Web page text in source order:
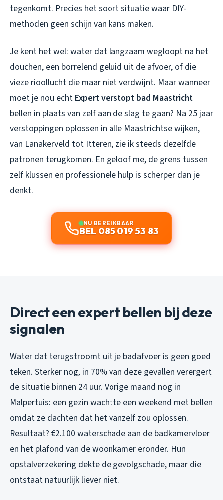
tegenkomt. Precies het soort situatie waar DIY-
methoden geen schijn van kans maken.
Je kent het wel: water dat langzaam wegloopt na het
douchen, een borrelend geluid uit de afvoer, of die
vieze rioollucht die maar niet verdwijnt. Maar wanneer
moet je nou echt Expert verstopt bad Maastricht
bellen in plaats van zelf aan de slag te gaan? Na 25 jaar
verstoppingen oplossen in alle Maastrichtse wijken,
van Lanakerveld tot Itteren, zie ik steeds dezelfde
patronen terugkomen. En geloof me, de grens tussen
zelf klussen en professionele hulp is scherper dan je
denkt.
NU BEREIKBAAR
BEL 085 019 53 83
Direct een expert bellen bij deze
signalen
Water dat terugstroomt uit je badafvoer is geen goed
teken. Sterker nog, in 70% van deze gevallen verergert
de situatie binnen 24 uur. Vorige maand nog in
Malpertuis: een gezin wachtte een weekend met bellen
omdat ze dachten dat het vanzelf zou oplossen.
Resultaat? €2.100 waterschade aan de badkamervloer
en het plafond van de woonkamer eronder. Hun
opstalverzekering dekte de gevolgschade, maar die
ontstaat natuurlijk liever niet.